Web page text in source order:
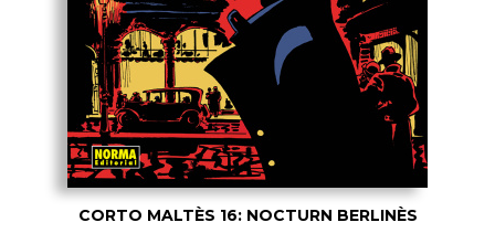
CORTO MALTÈS 16: NOCTURN BERLINÈS